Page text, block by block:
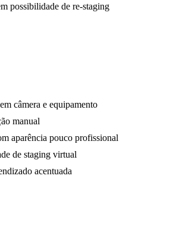
possibilidade de re-staging
câmera e equipamento
manual
aparência pouco profissional
de staging virtual
acentuada